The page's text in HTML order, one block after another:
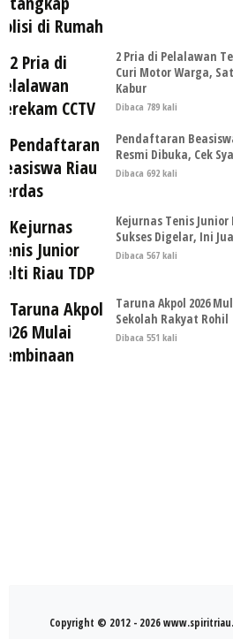
2 Pria di Pelalawan
Curi Motor Warga,
Kabur
Dibaca 789 kali
Pendaftaran
Resmi Dibuka, Cek
Dibaca 692 kali
Kejurnas Tenis Junior
Sukses Digelar, Ini
Dibaca 567 kali
Taruna Akpol 2026
Sekolah Rakyat Rohil
Dibaca 551 kali
Copyright © 2012 - 2026